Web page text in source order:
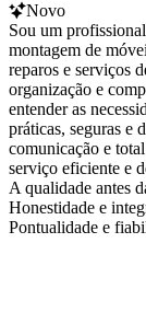
Novo
Sou um
montagem de
reparos e serviços
organização e
entender as
práticas, seguras e
comunicação e
serviço eficiente e
A qualidade antes
Honestidade e
Pontualidade e